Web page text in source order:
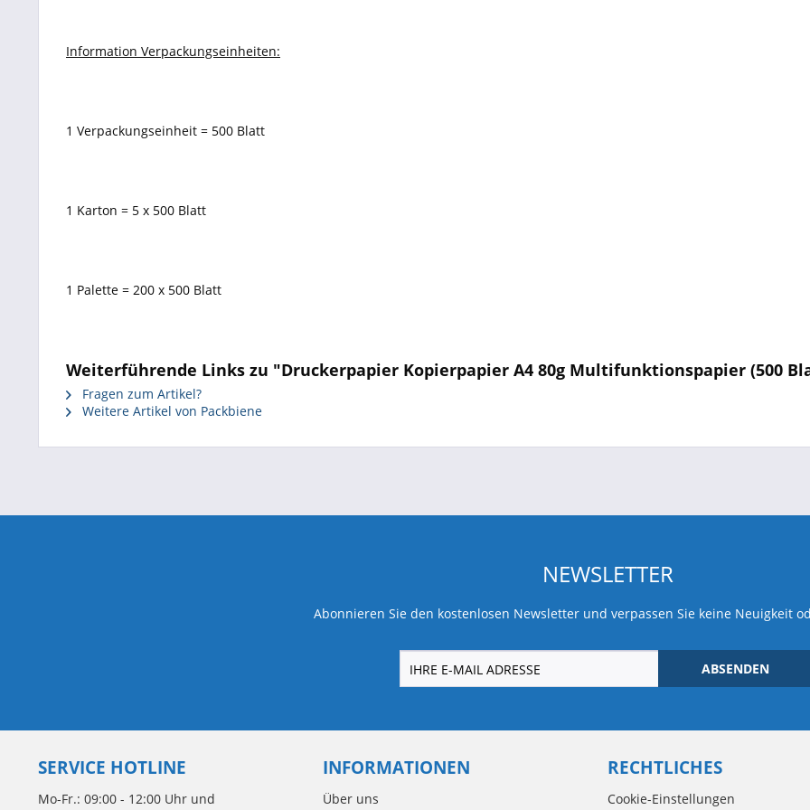
Information Verpackungseinheiten:
1 Verpackungseinheit = 500 Blatt
1 Karton = 5 x 500 Blatt
1 Palette = 200 x 500 Blatt
Weiterführende Links zu "Druckerpapier Kopierpapier A4 80g Multifunktionspapier (500
Fragen zum Artikel?
Weitere Artikel von Packbiene
NEWSLETTER
Abonnieren Sie den kostenlosen Newsletter und verpassen Sie keine Neuigkeit
ABSENDEN
SERVICE HOTLINE
Mo-Fr.: 09:00 - 12:00 Uhr und
INFORMATIONEN
Über uns
RECHTLICHES
Cookie-Einstellungen